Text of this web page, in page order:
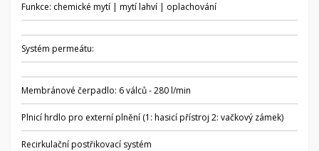
Funkce: chemické mytí | mytí lahví | oplachování
Systém permeátu:
Membránové čerpadlo: 6 válců - 280 l/min
Plnicí hrdlo pro externí plnění (1: hasicí přístroj 2: vačkový zámek)
Recirkulační postřikovací systém